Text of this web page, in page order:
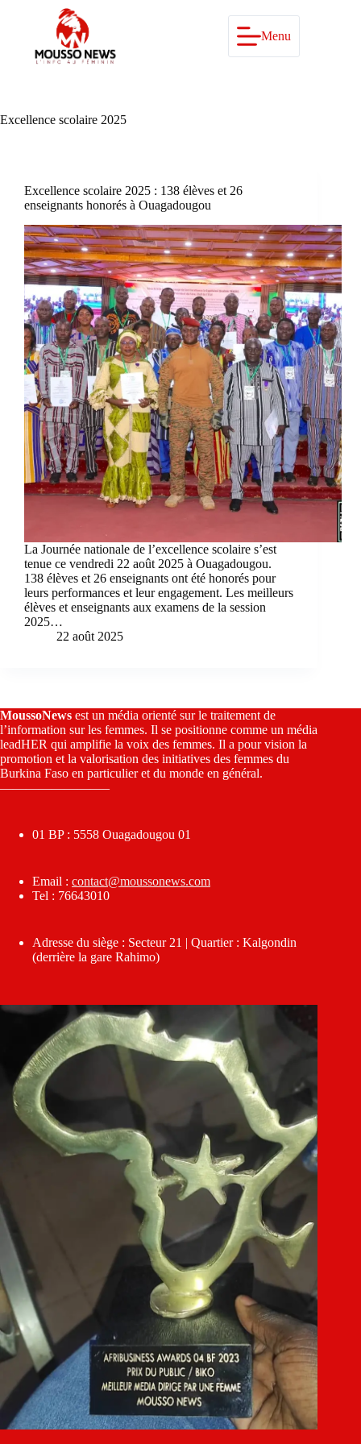
Menu
Excellence scolaire 2025
Excellence scolaire 2025 : 138 élèves et 26
enseignants honorés à Ouagadougou
La Journée nationale de l’excellence scolaire s’est
tenue ce vendredi 22 août 2025 à Ouagadougou.
138 élèves et 26 enseignants ont été honorés pour
leurs performances et leur engagement. Les meilleurs
élèves et enseignants aux examens de la session
2025…
22 août 2025
MoussoNews est un média orienté sur le traitement de
l’information sur les femmes. Il se positionne comme un média
leadHER qui amplifie la voix des femmes. Il a pour vision la
promotion et la valorisation des initiatives des femmes du
Burkina Faso en particulier et du monde en général.
————————–
01 BP : 5558 Ouagadougou 01
Email : contact@moussonews.com
Tel : 76643010
Adresse du siège : Secteur 21 | Quartier : Kalgondin
(derrière la gare Rahimo)